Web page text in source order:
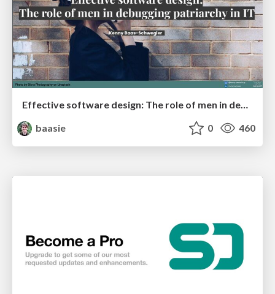
Effective software design: The role of men in debugging patriarchy in IT @ Voxxed Days AMS
baasie
0 460